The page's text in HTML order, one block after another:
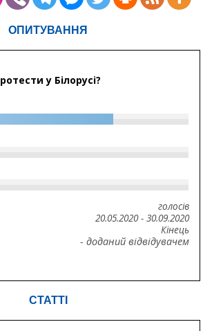
ОПИТУВАННЯ
у Білорусі?
голосів
20.05.2020- 30.09.2020
Кінець
- доданий відвідувачем
СТАТТІ